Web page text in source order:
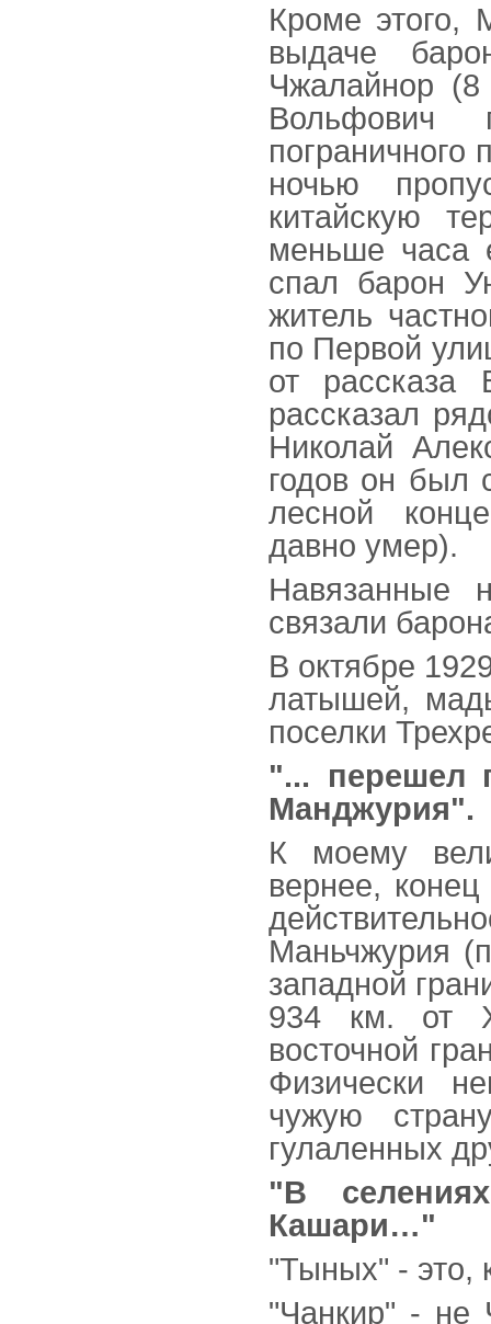
Кроме
выдаче
Чжалайнор (8
Вольфович
пограничного
ночью
китайскую
меньше часа
спал барон
житель
по Первой
от
рассказал
Николай
годов он был
лесной
давно умер).
Навязанные
связали
В октябре
латышей,
поселки
"... перешел
Манджурия".
К моему
вернее,
Маньчжурия
западной
934 км. от
восточной
Физически
чужую
гулаленных
"В
Кашари…"
"Тыных" - это,
"Чанкир" - не